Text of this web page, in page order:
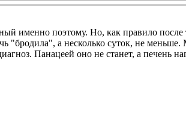
именно поэтому. Но, как правило после
"бродила", а несколько суток, не меньше.
Панацеей оно не станет, а печень